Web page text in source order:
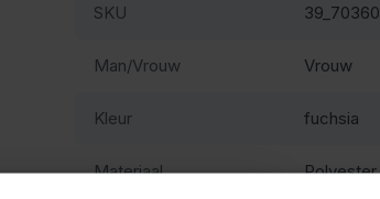
SKU 39_70360
Man/Vrouw Vrouw
Kleur fuchsia
Materiaal Polyester